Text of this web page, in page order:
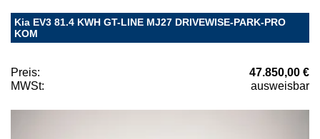
Kia EV3 81.4 KWH GT-LINE MJ27 DRIVEWISE-PARK-PRO
KOM
Preis:
47.850,00 €
MWSt:
ausweisbar